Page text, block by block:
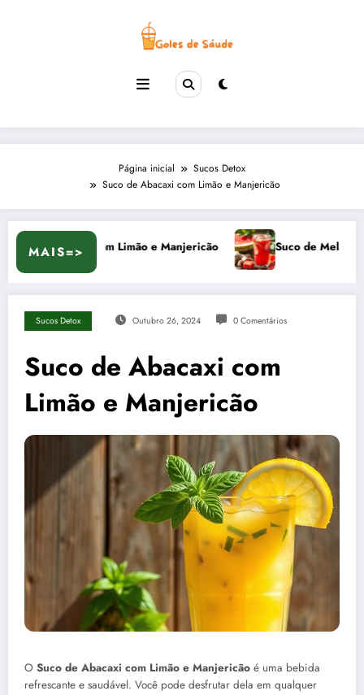
Página inicial
Sucos Detox
Suco de Abacaxi com Limão e Manjericão
MAIS=>
Abacaxi com Limão e Manjericão Suco de Melancia com
Sucos Detox Outubro 26, 2024 0 Comentários
Suco de Abacaxi com
Limão e Manjericão
O Suco de Abacaxi com Limão e Manjericão é uma bebida
refrescante e saudável. Você pode desfrutar dela em qualquer